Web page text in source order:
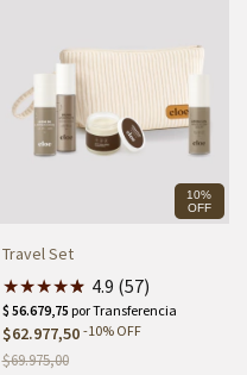
10%
OFF
Travel Set
★★★★★
★ 4.9 (57)
$62.977,50 -10% OFF
$69.975,00